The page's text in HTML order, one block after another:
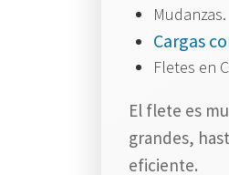
Mudanzas.
Cargas
Fletes en
El flete es
grandes,
eficiente.